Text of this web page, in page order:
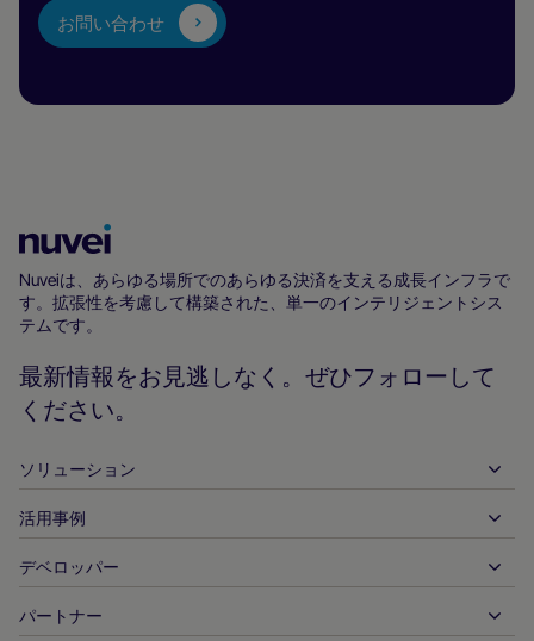
お問い合わせ
ホ
ー
ペ
ー
Nuveiは、あらゆる場所でのあらゆる決済を支える成長インフラで
す。拡張性を考慮して構築された、単一のインテリジェントシス
テムです。
最新情報をお見逃しなく。ぜひフォローして
ください。
ソリューション
入金
出金
活用事例
ホスピタリティ
自動車
デベロッパー
デベロッパーツール
パートナー